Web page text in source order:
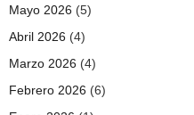
Mayo 2026 (5)
Abril 2026 (4)
Marzo 2026 (4)
Febrero 2026 (6)